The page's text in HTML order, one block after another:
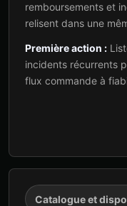
remboursements et
relisent dans une
Première action :
incidents récurrents
flux commande à
Catalogue et